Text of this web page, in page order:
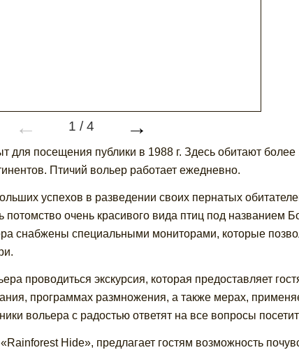
← 1 /4 →
для посещения публики в 1988 г. Здесь обитают
Птичий вольер работает ежедневно.
успехов в разведении своих пернатых
потомство очень красивого вида птиц под названием
снабжены специальными мониторами, которые
проводиться экскурсия, которая предоставляет
программах размножения, а также мерах,
вольера с радостью ответят на все вопросы
Hide», предлагает гостям возможность